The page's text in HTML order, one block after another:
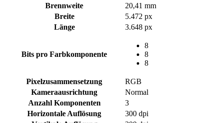
Brennweite
20,41 mm
Breite
5.472 px
Länge
3.648 px
Bits pro Farbkomponente
8
8
8
Pixelzusammensetzung
RGB
Kameraausrichtung
Normal
Anzahl Komponenten
3
Horizontale Auflösung
300 dpi